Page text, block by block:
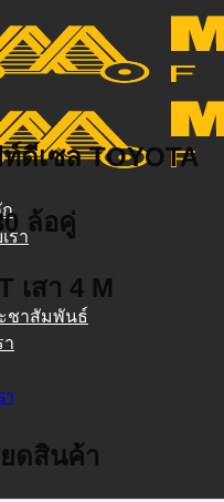
รา
ชาสัมพันธ์
า
า
ดีเซล TOYOTA
ล้อคู่
เสา 4 M
ยดสินค้า